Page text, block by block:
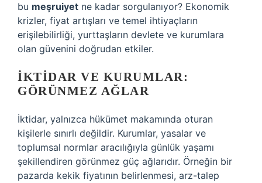
bu meşruiyet ne kadar sorgulanıyor? Ekonomik
krizler, fiyat artışları ve temel ihtiyaçların
erişilebilirliği, yurttaşların devlete ve kurumlara
olan güvenini doğrudan etkiler.
İKTIDAR VE KURUMLAR:
GÖRÜNMEZ AĞLAR
İktidar, yalnızca hükümet makamında oturan
kişilerle sınırlı değildir. Kurumlar, yasalar ve
toplumsal normlar aracılığıyla günlük yaşamı
şekillendiren görünmez güç ağlarıdır. Örneğin bir
pazarda kekik fiyatının belirlenmesi, arz-talep